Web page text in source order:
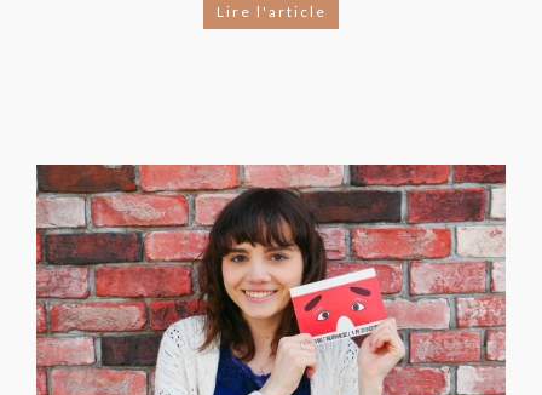
Lire l'article